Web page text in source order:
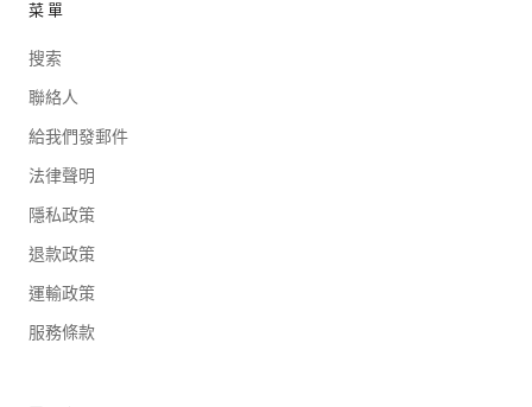
菜單
搜索
聯絡人
給我們發郵件
法律聲明
隱私政策
退款政策
運輸政策
服務條款